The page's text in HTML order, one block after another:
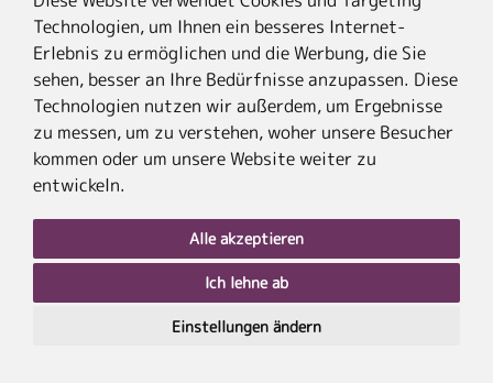
Technologien, um Ihnen ein besseres Internet-
Erlebnis zu ermöglichen und die Werbung, die Sie
sehen, besser an Ihre Bedürfnisse anzupassen. Diese
Technologien nutzen wir außerdem, um Ergebnisse
zu messen, um zu verstehen, woher unsere Besucher
kommen oder um unsere Website weiter zu
entwickeln.
Alle akzeptieren
Ich lehne ab
Einstellungen ändern
* Die Ersparnis bezieht sich auf die aktuellen Listenpreise der Hotels, bei
Paketangeboten auf die Summe der Preise der Einzelleistungen.
**Streichpreise beziehen sich auf die ursprünglichen Preise des Reiseveranstalters.